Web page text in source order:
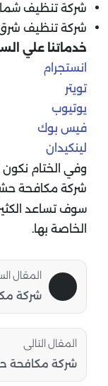
شركة تنظيف
شركة تنظيف
خدماتنا علي
انستجرام
تويتر
يوتيوب
فيس بوك
لينكيدان
وفي الختام
شركة مكافحة
سوف تساعد
الخاصة بها.
المقال
شركة
المقال التالى
شركة مكافحة